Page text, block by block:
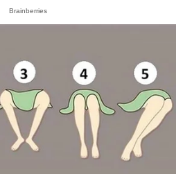
Brainberries